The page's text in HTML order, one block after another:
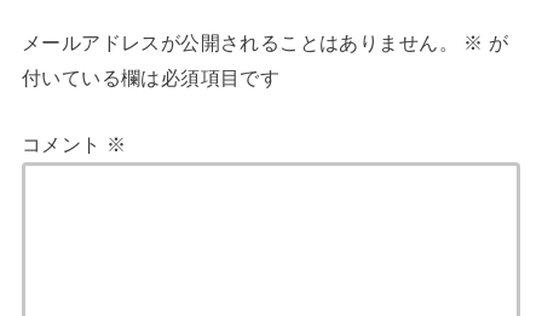
メールアドレスが公開されることはありません。 ※ が
付いている欄は必須項目です
コメント ※